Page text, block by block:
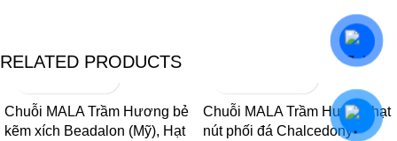
RELATED PRODUCTS
Chuỗi MALA Trầm Hương bẻ
kẽm xích Beadalon (Mỹ), Hạt
Chuỗi MALA Trầm Hương hạt
nút phối đá Chalcedony